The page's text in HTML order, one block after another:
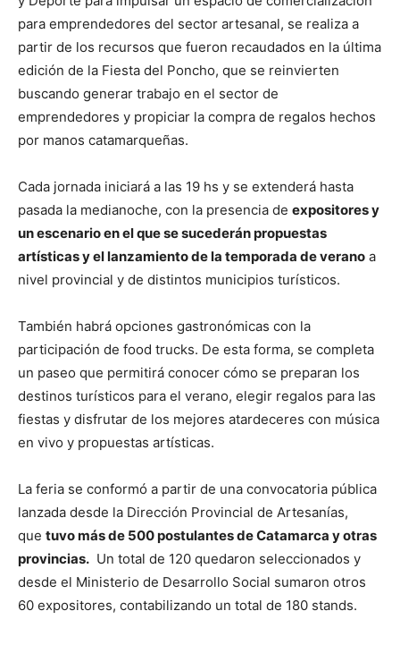
para emprendedores del sector artesanal, se realiza a
partir de los recursos que fueron recaudados en la última
edición de la Fiesta del Poncho, que se reinvierten
buscando generar trabajo en el sector de
emprendedores y propiciar la compra de regalos hechos
por manos catamarqueñas.
Cada jornada iniciará a las 19 hs y se extenderá hasta
pasada la medianoche, con la presencia de expositores y
un escenario en el que se sucederán propuestas
artísticas y el lanzamiento de la temporada de verano a
nivel provincial y de distintos municipios turísticos.
También habrá opciones gastronómicas con la
participación de food trucks. De esta forma, se completa
un paseo que permitirá conocer cómo se preparan los
destinos turísticos para el verano, elegir regalos para las
fiestas y disfrutar de los mejores atardeceres con música
en vivo y propuestas artísticas.
La feria se conformó a partir de una convocatoria pública
lanzada desde la Dirección Provincial de Artesanías,
que tuvo más de 500 postulantes de Catamarca y otras
provincias. Un total de 120 quedaron seleccionados y
desde el Ministerio de Desarrollo Social sumaron otros
60 expositores, contabilizando un total de 180 stands.